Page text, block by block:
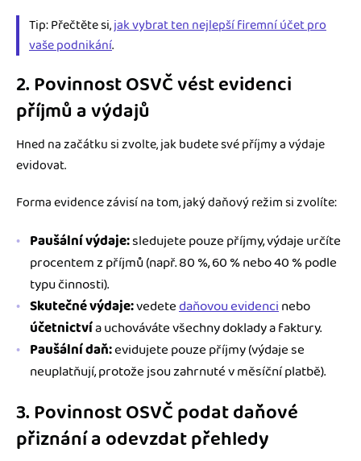
Tip: Přečtěte si,jak vybrat ten nejlepší firemní účet pro
vaše podnikání.
2. Povinnost OSVČ vést evidenci
příjmů a výdajů
Hned na začátku si zvolte, jak budete své příjmy a výdaje
evidovat.
Forma evidence závisí na tom, jaký daňový režim si zvolíte:
Paušální výdaje:sledujete pouze příjmy, výdaje určíte
procentem z příjmů (např. 80 %, 60 % nebo 40 % podle
typu činnosti).
Skutečné výdaje:vedetedaňovou evidencinebo
účetnictvía uchováváte všechny doklady a faktury.
Paušální daň:evidujete pouze příjmy (výdaje se
neuplatňují, protože jsou zahrnuté v měsíční platbě).
3. Povinnost OSVČ podat daňové
přiznání a odevzdat přehledy